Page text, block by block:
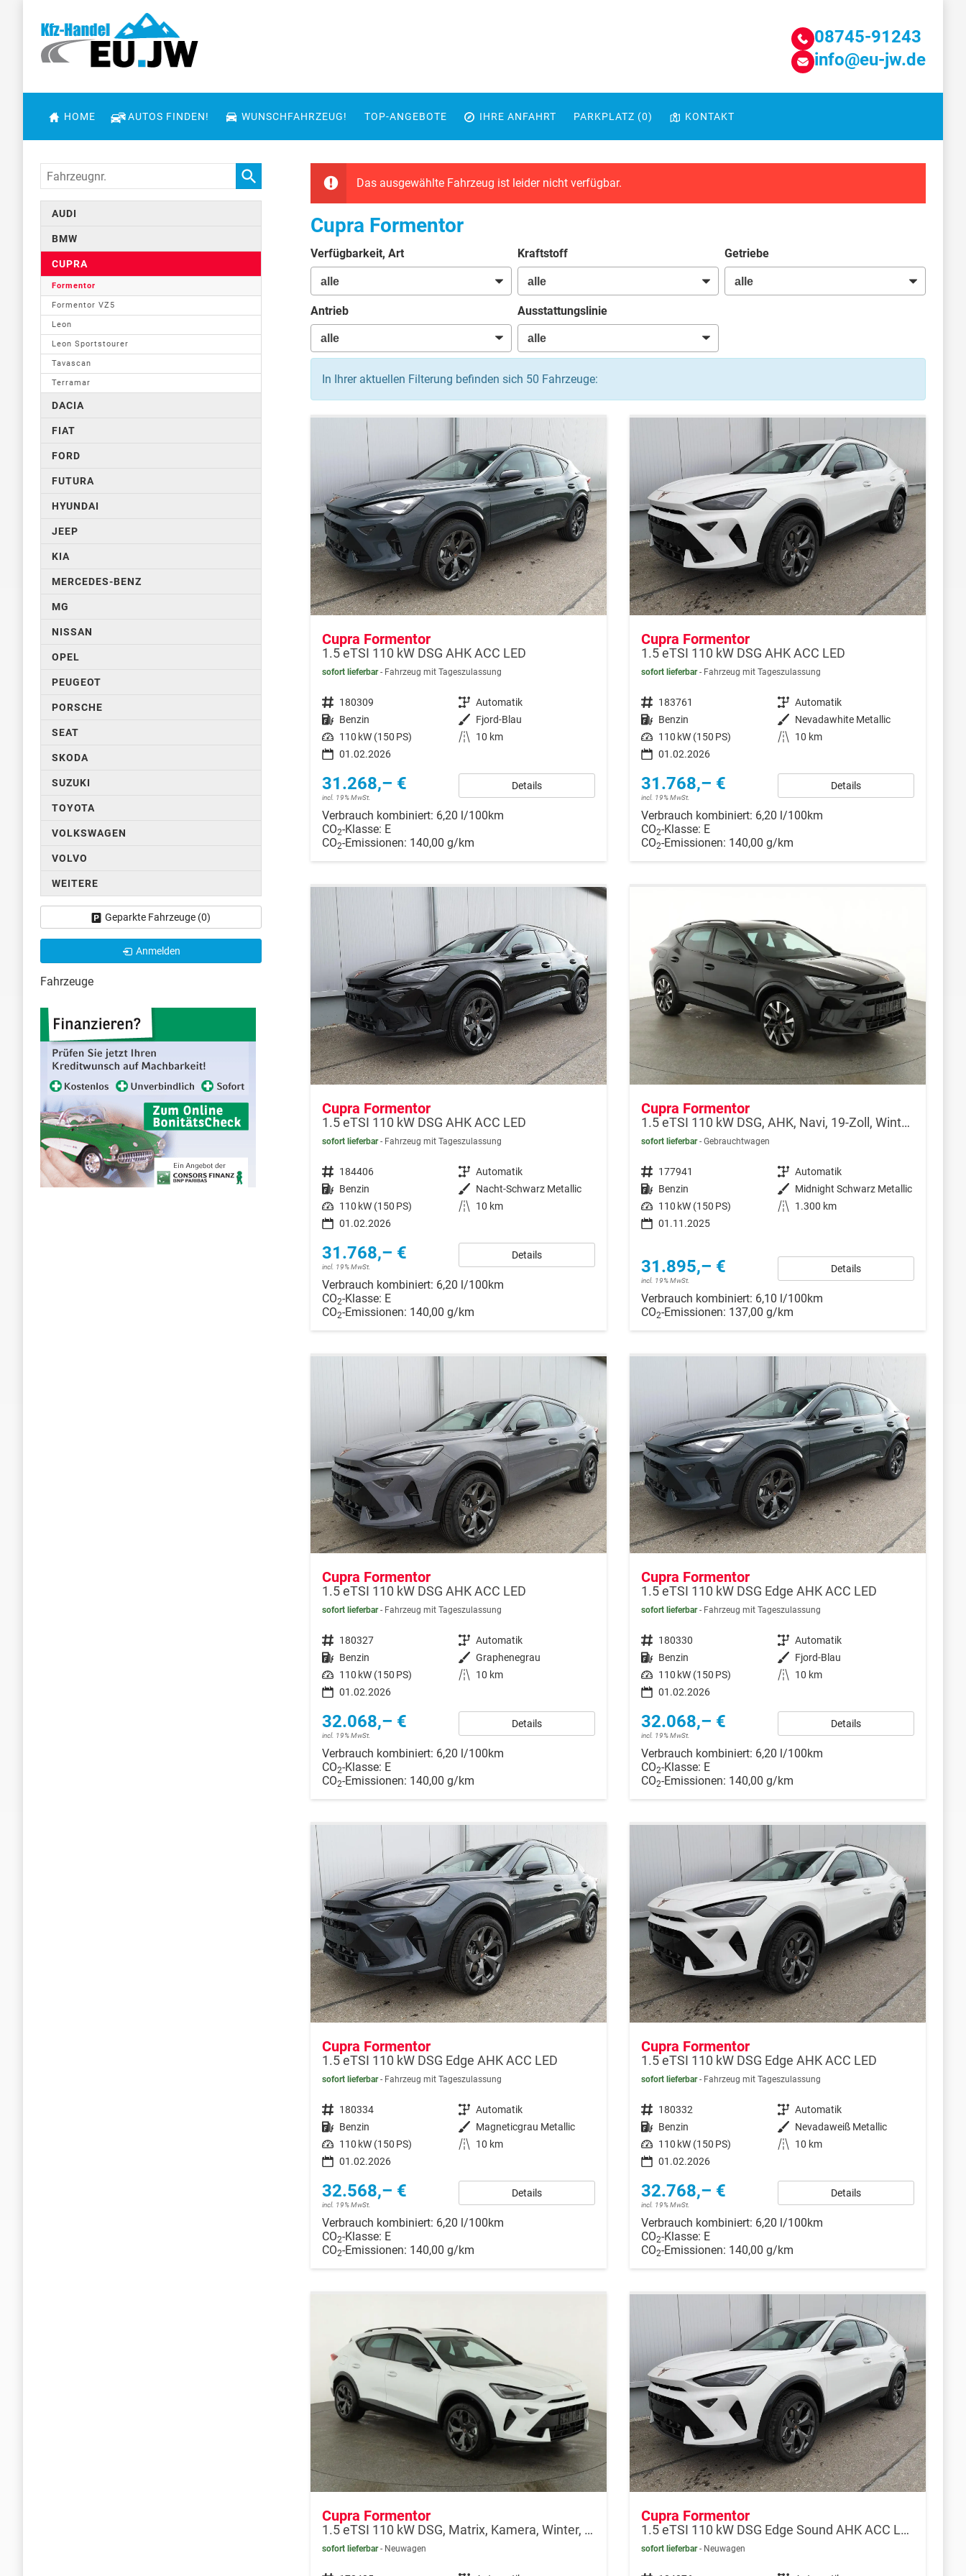
08745-91243
info@eu-jw.de
HOME AUTOS FINDEN! WUNSCHFAHRZEUG! TOP-ANGEBOTE IHRE ANFAHRT PARKPLATZ (0) KONTAKT
Das ausgewählte Fahrzeug ist leider nicht verfügbar.
Cupra Formentor
Verfügbarkeit, Art Kraftstoff Getriebe
Antrieb Ausstattungslinie
In Ihrer aktuellen Filterung befinden sich 50 Fahrzeuge:
Cupra Formentor
1.5 eTSI 110 kW DSG AHK ACC LED
sofort lieferbar Fahrzeug mit Tageszulassung
Fahrzeugnr. 180309 Getriebe Automatik
Kraftstoff Benzin Außenfarbe Fjord-Blau
Leistung 110 kW (150 PS) Kilometerstand
10 km
01.02.2026
31.268,– €
incl. 19% MwSt.
Details
Verbrauch kombiniert: 6,20 l/100km
CO2-Klasse: E
CO2-Emissionen: 140,00 g/km
Cupra Formentor
1.5 eTSI 110 kW DSG AHK ACC LED
sofort lieferbar Fahrzeug mit Tageszulassung
Fahrzeugnr. 183761 Getriebe Automatik
Kraftstoff Benzin Außenfarbe Nevadawhite Metallic
Leistung 110 kW (150 PS) Kilometerstand
10 km
01.02.2026
31.768,– €
incl. 19% MwSt.
Details
Verbrauch kombiniert: 6,20 l/100km
CO2-Klasse: E
CO2-Emissionen: 140,00 g/km
Cupra Formentor
1.5 eTSI 110 kW DSG AHK ACC LED
sofort lieferbar Fahrzeug mit Tageszulassung
Fahrzeugnr. 184406 Getriebe Automatik
Kraftstoff Benzin Außenfarbe Nacht-Schwarz Metallic
Leistung 110 kW (150 PS) Kilometerstand
10 km
01.02.2026
31.768,– €
incl. 19% MwSt.
Details
Verbrauch kombiniert: 6,20 l/100km
CO2-Klasse: E
CO2-Emissionen: 140,00 g/km
Cupra Formentor
1.5 eTSI 110 kW DSG, AHK, Navi, 19-Zoll, Winterpaket
sofort lieferbar Gebrauchtwagen
Fahrzeugnr. 177941 Getriebe Automatik
Kraftstoff Benzin Außenfarbe Midnight Schwarz Metallic
Leistung 110 kW (150 PS) Kilometerstand
1.300 km
01.11.2025
31.895,– €
incl. 19% MwSt.
Details
Verbrauch kombiniert: 6,10 l/100km
CO2-Emissionen: 137,00 g/km
Cupra Formentor
1.5 eTSI 110 kW DSG AHK ACC LED
sofort lieferbar Fahrzeug mit Tageszulassung
Fahrzeugnr. 180327 Getriebe Automatik
Kraftstoff Benzin Außenfarbe Graphenegrau
Leistung 110 kW (150 PS) Kilometerstand
10 km
01.02.2026
32.068,– €
incl. 19% MwSt.
Details
Verbrauch kombiniert: 6,20 l/100km
CO2-Klasse: E
CO2-Emissionen: 140,00 g/km
Cupra Formentor
1.5 eTSI 110 kW DSG Edge AHK ACC LED
sofort lieferbar Fahrzeug mit Tageszulassung
Fahrzeugnr. 180330 Getriebe Automatik
Kraftstoff Benzin Außenfarbe Fjord-Blau
Leistung 110 kW (150 PS) Kilometerstand
10 km
01.02.2026
32.068,– €
incl. 19% MwSt.
Details
Verbrauch kombiniert: 6,20 l/100km
CO2-Klasse: E
CO2-Emissionen: 140,00 g/km
Cupra Formentor
1.5 eTSI 110 kW DSG Edge AHK ACC LED
sofort lieferbar Fahrzeug mit Tageszulassung
Fahrzeugnr. 180334 Getriebe Automatik
Kraftstoff Benzin Außenfarbe Magneticgrau Metallic
Leistung 110 kW (150 PS) Kilometerstand
10 km
01.02.2026
32.568,– €
incl. 19% MwSt.
Details
Verbrauch kombiniert: 6,20 l/100km
CO2-Klasse: E
CO2-Emissionen: 140,00 g/km
Cupra Formentor
1.5 eTSI 110 kW DSG Edge AHK ACC LED
sofort lieferbar Fahrzeug mit Tageszulassung
Fahrzeugnr. 180332 Getriebe Automatik
Kraftstoff Benzin Außenfarbe Nevadaweiß Metallic
Leistung 110 kW (150 PS) Kilometerstand
10 km
01.02.2026
32.768,– €
incl. 19% MwSt.
Details
Verbrauch kombiniert: 6,20 l/100km
CO2-Klasse: E
CO2-Emissionen: 140,00 g/km
Cupra Formentor
1.5 eTSI 110 kW DSG, Matrix, Kamera, Winter, el. Klappe, 5 J.-Garantie
sofort lieferbar Neuwagen
Cupra Formentor
1.5 eTSI 110 kW DSG Edge Sound AHK ACC LED
sofort lieferbar Neuwagen
Fahrzeugnr.
AUDI
BMW
CUPRA
Formentor
Formentor VZ5
Leon
Leon Sportstourer
Tavascan
Terramar
DACIA
FIAT
FORD
FUTURA
HYUNDAI
JEEP
KIA
MERCEDES-BENZ
MG
NISSAN
OPEL
PEUGEOT
PORSCHE
SEAT
SKODA
SUZUKI
TOYOTA
VOLKSWAGEN
VOLVO
WEITERE
Geparkte Fahrzeuge (0)
Anmelden
Fahrzeuge